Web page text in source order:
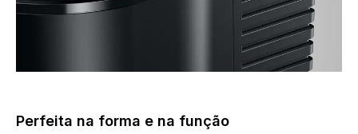
Perfeita na forma e na função